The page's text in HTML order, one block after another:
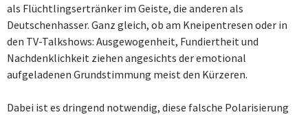
als Flüchtlingsertränker im Geiste, die anderen als
Deutschenhasser. Ganz gleich, ob am Kneipentresen oder in
den TV-Talkshows: Ausgewogenheit, Fundiertheit und
Nachdenklichkeit ziehen angesichts der emotional
aufgeladenen Grundstimmung meist den Kürzeren.
Dabei ist es dringend notwendig, diese falsche Polarisierung